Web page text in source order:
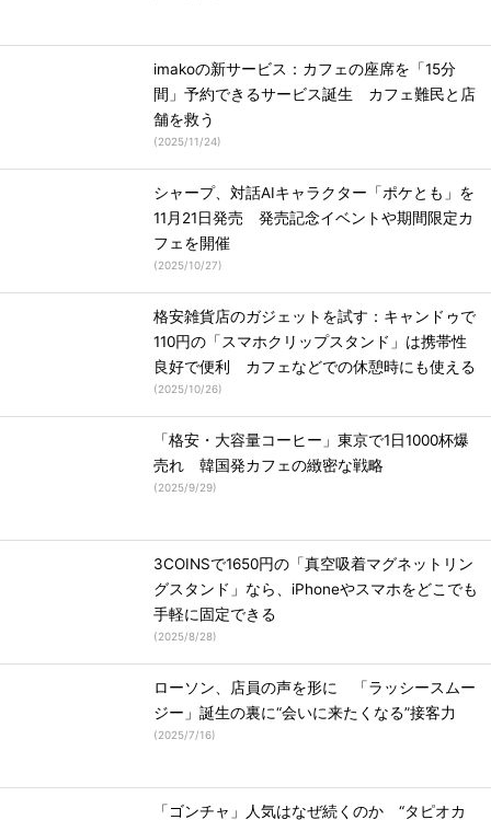
imakoの新サービス：カフェの座席を「15分
間」予約できるサービス誕生 カフェ難民と店
舗を救う
(2025/11/24)
シャープ、対話AIキャラクター「ポケとも」を
11月21日発売 発売記念イベントや期間限定カ
フェを開催
(2025/10/27)
格安雑貨店のガジェットを試す：キャンドゥで
110円の「スマホクリップスタンド」は携帯性
良好で便利 カフェなどでの休憩時にも使える
(2025/10/26)
「格安・大容量コーヒー」東京で1日1000杯爆
売れ 韓国発カフェの緻密な戦略
(2025/9/29)
3COINSで1650円の「真空吸着マグネットリン
グスタンド」なら、iPhoneやスマホをどこでも
手軽に固定できる
(2025/8/28)
ローソン、店員の声を形に 「ラッシースムー
ジー」誕生の裏に“会いに来たくなる”接客力
(2025/7/16)
「ゴンチャ」人気はなぜ続くのか “タピオカ